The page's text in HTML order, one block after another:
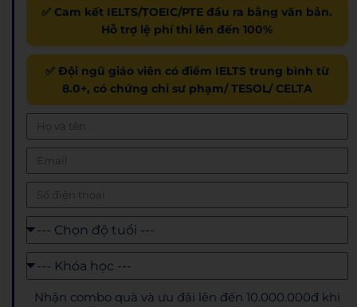
✅ Cam kết IELTS/TOEIC/PTE đầu ra bằng văn bản.
Hỗ trợ lệ phí thi lên đến 100%
✅ Đội ngũ giáo viên có điểm IELTS trung bình từ
8.0+, có chứng chỉ sư phạm/ TESOL/ CELTA
Nhận combo quà và ưu đãi lên đến 10.000.000đ khi